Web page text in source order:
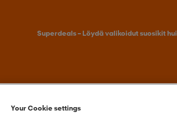
Your Cookie settings